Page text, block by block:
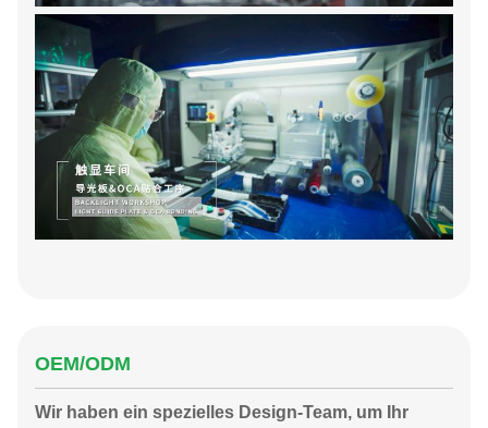
OEM/ODM
Wir haben ein spezielles Design-Team, um Ihr